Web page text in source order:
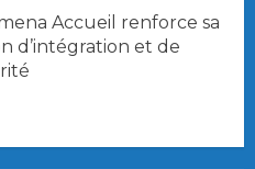
Accueil renforce sa
d’intégration et de